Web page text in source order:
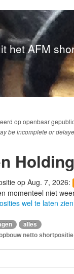
het AFM
op openbaar
be incomplete or
op Aug. 7, 2026:
momenteel niet
wel te laten zien
alles
netto